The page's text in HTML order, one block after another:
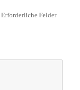
Erforderliche Felder